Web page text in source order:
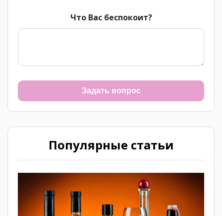
Что Вас беспокоит?
Задать вопрос
Популярные статьи